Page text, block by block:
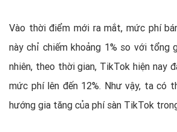
Vào thời điểm mới ra mắt, mức phí
này chỉ chiếm khoảng 1% so với tổng
nhiên, theo thời gian, TikTok hiện nay
mức phí lên đến 12%. Như vậy, ta có
hướng gia tăng của phí sàn TikTok